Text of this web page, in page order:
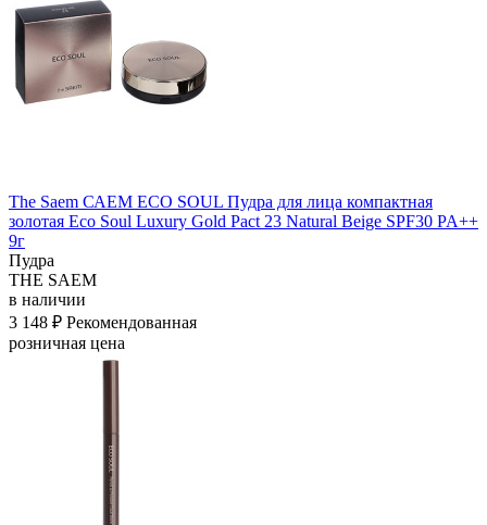
The Saem САЕМ ECO SOUL Пудра для лица компактная
золотая Eco Soul Luxury Gold Pact 23 Natural Beige SPF30 PA++
9г
Пудра
THE SAEM
в наличии
3 148 ₽ Рекомендованная
розничная цена